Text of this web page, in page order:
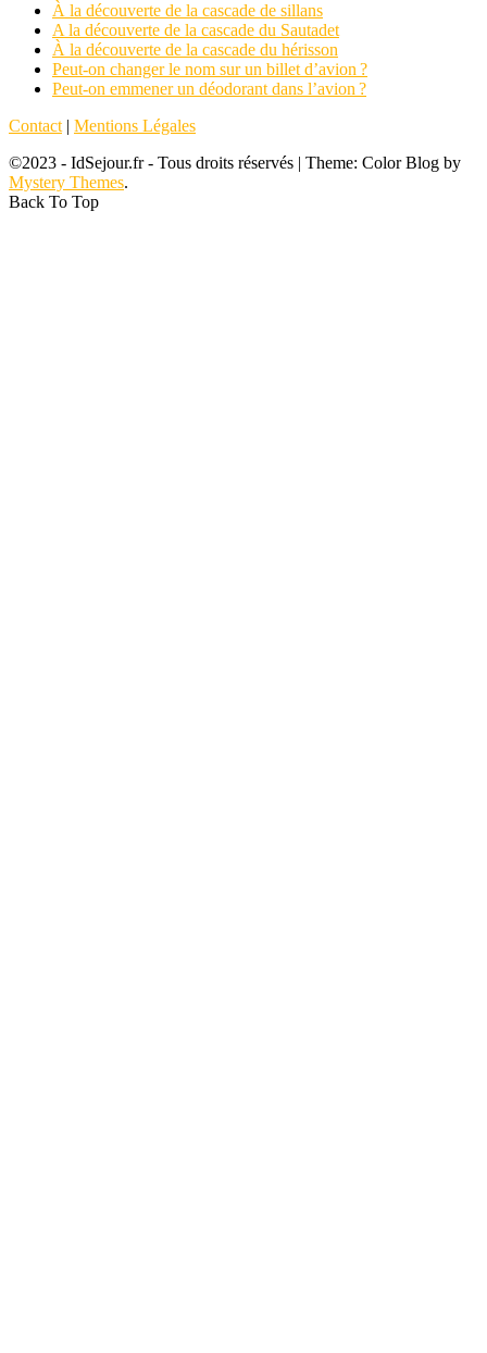
À la découverte de la cascade de sillans
A la découverte de la cascade du Sautadet
À la découverte de la cascade du hérisson
Peut-on changer le nom sur un billet d’avion ?
Peut-on emmener un déodorant dans l’avion ?
Contact | Mentions Légales
©2023 - IdSejour.fr - Tous droits réservés | Theme: Color Blog by
Mystery Themes.
Back To Top